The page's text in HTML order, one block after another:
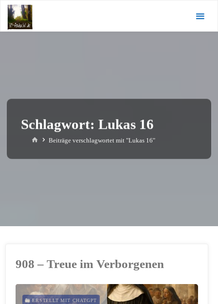
Zum
Inhalt
springen
Schlagwort:Lukas 16
StartBeiträge verschlagwortet mit "Lukas 16"
908 – Treue im Verborgenen
ERSTELLT MIT CHATGPT